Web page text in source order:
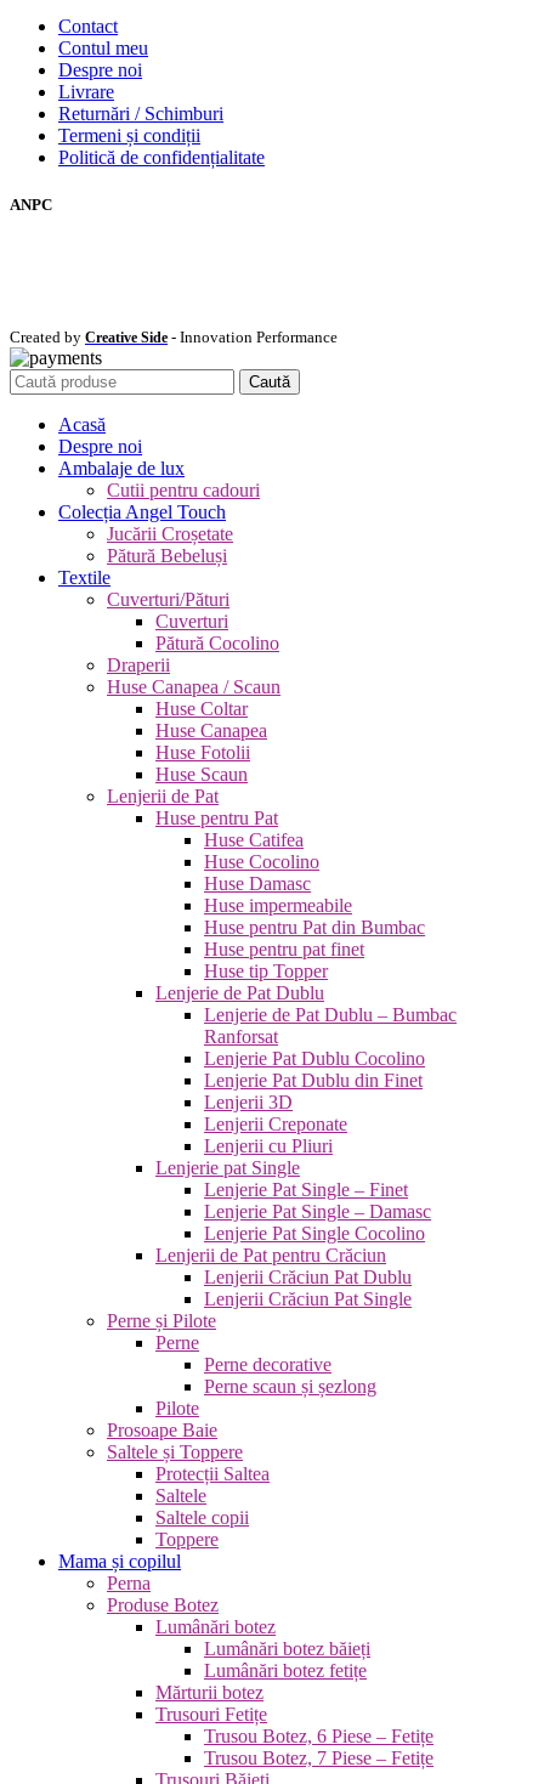
Contact
Contul meu
Despre noi
Livrare
Returnări / Schimburi
Termeni și condiții
Politică de confidențialitate
ANPC
Created by Creative Side - Innovation Performance
Caută
Acasă
Despre noi
Ambalaje de lux
Cutii pentru cadouri
Colecția Angel Touch
Jucării Croșetate
Pătură Bebeluși
Textile
Cuverturi/Pături
Cuverturi
Pătură Cocolino
Draperii
Huse Canapea / Scaun
Huse Coltar
Huse Canapea
Huse Fotolii
Huse Scaun
Lenjerii de Pat
Huse pentru Pat
Huse Catifea
Huse Cocolino
Huse Damasc
Huse impermeabile
Huse pentru Pat din Bumbac
Huse pentru pat finet
Huse tip Topper
Lenjerie de Pat Dublu
Lenjerie de Pat Dublu – Bumbac
Ranforsat
Lenjerie Pat Dublu Cocolino
Lenjerie Pat Dublu din Finet
Lenjerii 3D
Lenjerii Creponate
Lenjerii cu Pliuri
Lenjerie pat Single
Lenjerie Pat Single – Finet
Lenjerie Pat Single – Damasc
Lenjerie Pat Single Cocolino
Lenjerii de Pat pentru Crăciun
Lenjerii Crăciun Pat Dublu
Lenjerii Crăciun Pat Single
Perne și Pilote
Perne
Perne decorative
Perne scaun și șezlong
Pilote
Prosoape Baie
Saltele și Toppere
Protecții Saltea
Saltele
Saltele copii
Toppere
Mama și copilul
Perna
Produse Botez
Lumânări botez
Lumânări botez băieți
Lumânări botez fetițe
Mărturii botez
Trusouri Fetițe
Trusou Botez, 6 Piese – Fetițe
Trusou Botez, 7 Piese – Fetițe
Trusouri Băieți